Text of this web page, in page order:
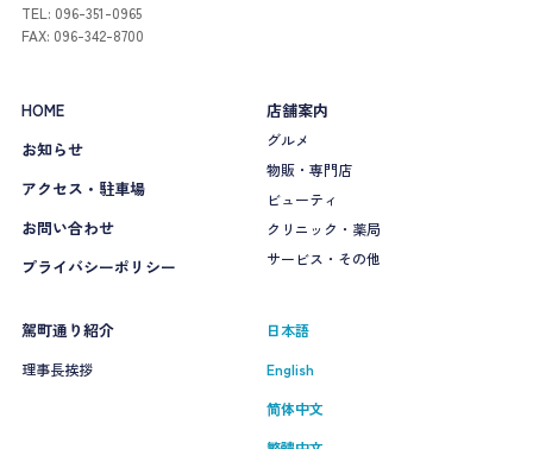
TEL: 096-351-0965
FAX: 096-342-8700
HOME
お知らせ
アクセス・駐車場
お問い合わせ
プライバシーポリシー
店舗案内
グルメ
物販・専門店
ビューティ
クリニック・薬局
サービス・その他
駕町通り紹介
理事長挨拶
日本語
English
简体中文